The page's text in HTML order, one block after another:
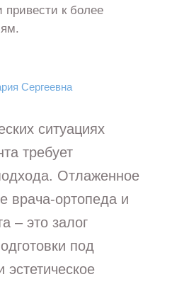
привести к более
Сергеевна
ситуациях
требует
Отлаженное
врача-ортопеда и
– это залог
под
эстетическое